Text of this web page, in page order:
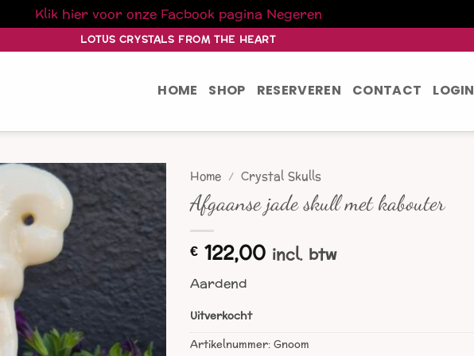
Klik hier voor onze Facbook pagina Negeren
LOTUS CRYSTALS FROM THE HEART
HOME SHOP RESERVEREN CONTACT LOGIN
Home / Crystal Skulls
Afgaanse jade skull met kabouter
€ 122,00 incl. btw
Aardend
Uitverkocht
Artikelnummer:Gnoom